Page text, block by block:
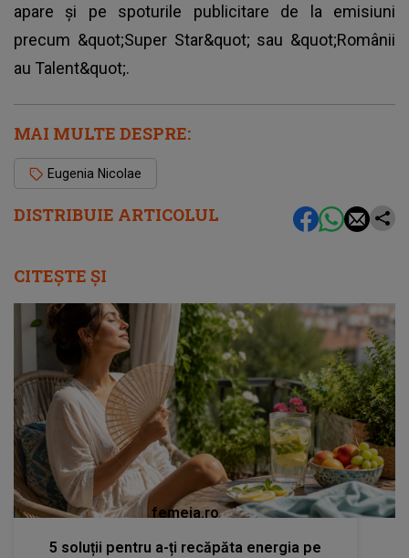
DISTRIBUIE ARTICOLUL
apare și pe spoturile publicitare de la emisiuni
precum &quot;Super Star&quot; sau &quot;Românii
au Talent&quot;.
MAI MULTE DESPRE:
Eugenia Nicolae
CITEȘTE ȘI
femeia.ro
5 soluții pentru a-ți recăpăta energia pe